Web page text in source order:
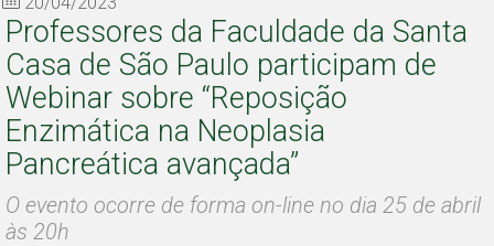
Professores da Faculdade da Santa
Casa de São Paulo participam de
Webinar sobre “Reposição
Enzimática na Neoplasia
Pancreática avançada”
O evento ocorre de forma on-line no dia 25 de abril
às 20h